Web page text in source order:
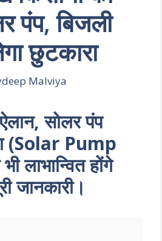
पंप, बिजली
छुटकारा
Malviya
सोलर पंप
(Solar Pump
लाभान्वित होंगे
जानकारी।